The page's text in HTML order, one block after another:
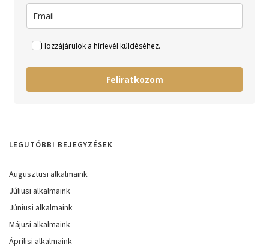
Hozzájárulok a hírlevél küldéséhez.
Feliratkozom
LEGUTÓBBI BEJEGYZÉSEK
Augusztusi alkalmaink
Júliusi alkalmaink
Júniusi alkalmaink
Májusi alkalmaink
Áprilisi alkalmaink